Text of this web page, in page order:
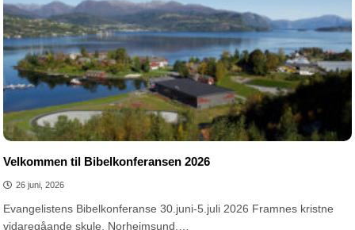
Velkommen til Bibelkonferansen 2026
26 juni, 2026
Evangelistens Bibelkonferanse 30.juni-5.juli 2026 Framnes kristne
vidaregåande skule, Norheimsund.…